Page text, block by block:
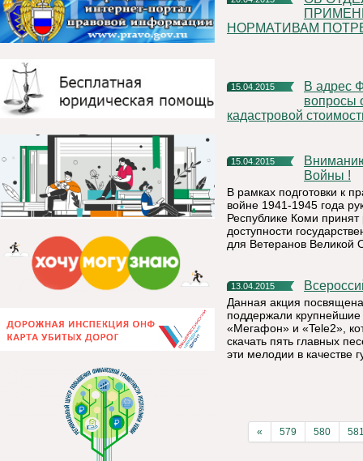
НОРМАТИВАМ
15.04.2015
В адрес Филиала ФГБУ «ФКП Росреестра» по РК поступили
вопросы
кадастровой
15.04.2015
Вниманию участников и ветеранов Великой Отечественной
Войны !
В рамках подготовки к
войне 1941-1945 года
Республике Коми
доступности
для Ветеранов Великой
13.04.2015
Данная акция
поддержали
«Мегафон» и «Tele2»,
скачать пять главных
эти мелодии в качестве
« 579 580